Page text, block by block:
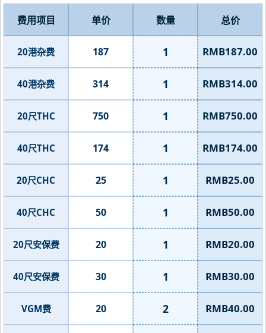
费用项目 单价 数量 总价
20港杂费 187 1 RMB187.00
40港杂费 314 1 RMB314.00
20尺THC 750 1 RMB750.00
40尺THC 174 1 RMB174.00
20尺CHC 25 1 RMB25.00
40尺CHC 50 1 RMB50.00
20尺安保费 20 1 RMB20.00
40尺安保费 30 1 RMB30.00
VGM费 20 2 RMB40.00